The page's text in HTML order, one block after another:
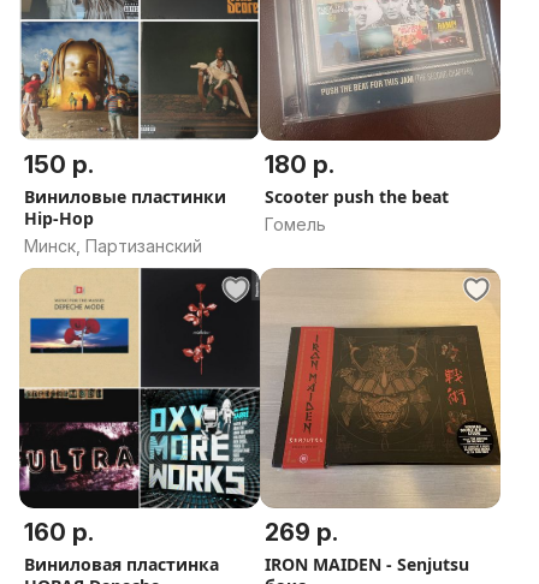
150 р.
Виниловые пластинки
Hip-Hop
Минск, Партизанский
180 р.
Scooter push the beat
Гомель
160 р.
Виниловая пластинка
269 р.
IRON MAIDEN - Senjutsu